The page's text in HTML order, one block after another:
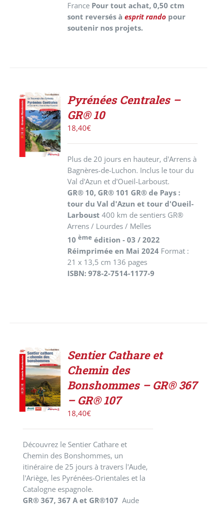
France Pour tout achat, 0,50 ctm
sont reversés àesprit rando pour
soutenir nos projets.
AJOUTER
AU
PANIER
/
DÉTAILS
Pyrénées Centrales –
GR® 10
18,40€
Plus de 20 jours en hauteur, d'Arrens à
Bagnères-de-Luchon. Inclus le tour du
Val d'Azun et d'Oueil-Larboust.
GR® 10, GR® 101 GR® de Pays :
tour du Val d'Azun et tour d'Oueil-
Larboust 400 km de sentiers GR®
Arrens / Lourdes / Melles
10ème édition - 03 / 2022
Réimprimée en Mai 2024 Format :
21 x 13,5 cm 136 pages
ISBN: 978-2-7514-1177-9
ACHETER
LE
PRODUIT
/
DÉTAILS
Sentier Cathare et
Chemin des
Bonshommes – GR® 367
– GR® 107
18,40€
Découvrez le Sentier Cathare et
Chemin des Bonshommes, un
itinéraire de 25 jours à travers l'Aude,
l'Ariège, les Pyrénées-Orientales et la
Catalogne espagnole.
GR® 367, 367 A et GR®107 Aude